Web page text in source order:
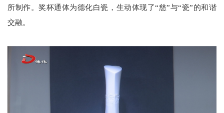
所制作。奖杯通体为德化白瓷，生动体现了“慈”与“瓷”的和谐
交融。